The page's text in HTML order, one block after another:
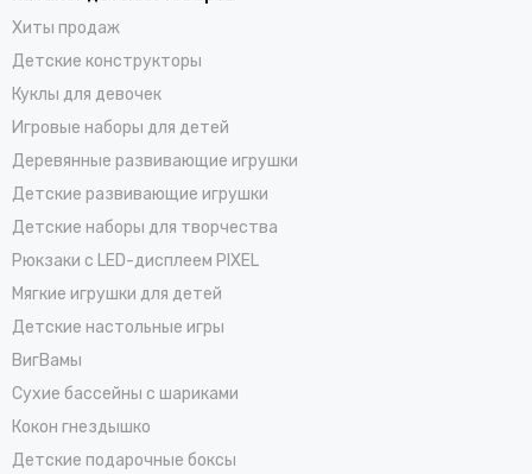
Хиты продаж
Детские конструкторы
Куклы для девочек
Игровые наборы для детей
Деревянные развивающие игрушки
Детские развивающие игрушки
Детские наборы для творчества
Рюкзаки с LED-дисплеем PIXEL
Мягкие игрушки для детей
Детские настольные игры
ВигВамы
Cухие бассейны c шариками
Кокон гнездышко
Детские подарочные боксы